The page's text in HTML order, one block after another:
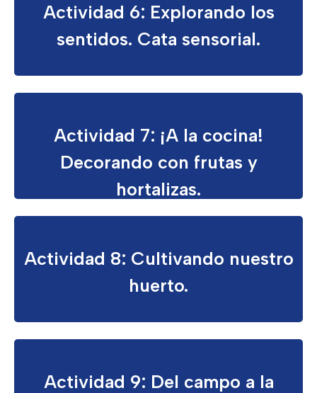
Actividad 6: Explorando los
sentidos. Cata sensorial.
Actividad 7: ¡A la cocina!
Decorando con frutas y
hortalizas.
Actividad 8: Cultivando nuestro
huerto.
Actividad 9: Del campo a la